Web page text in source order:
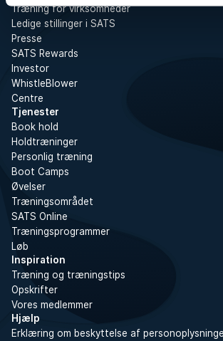
Træning for virksomheder
Ledige stillinger i SATS
Presse
SATS Rewards
Investor
WhistleBlower
Centre
Tjenester
Book hold
Holdtræninger
Personlig træning
Boot Camps
Øvelser
Træningsområdet
SATS Online
Træningsprogrammer
Løb
Inspiration
Træning og træningstips
Opskrifter
Vores medlemmer
Hjælp
Erklæring om beskyttelse af